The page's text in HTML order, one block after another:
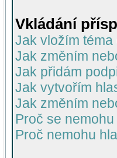
Vkládání
Jak vložím téma
Jak změním
Jak přidám
Jak vytvořím
Jak změním
Proč se
Proč nemohu